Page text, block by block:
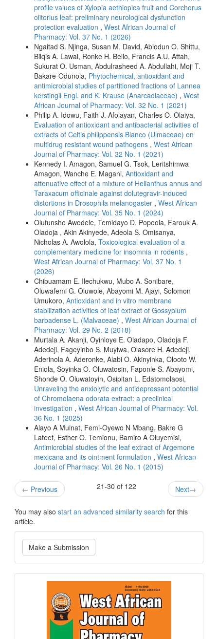
profile values of Xylopia aethiopica fruit and Corchorus
olitorius leaf: preliminary neurological dysfunction
protection evaluation , West African Journal of
Pharmacy: Vol. 37 No. 1 (2026)
Ngaitad S. Njinga, Susan M. David, Abiodun O. Shittu,
Bilqis A. Lawal, Ronke H. Bello, Francis A.U. Attah,
Sukurat O. Usman, Abdulrasheed A. Abdullahi, Moji T.
Bakare-Odunola, Phytochemical, antioxidant and
antimicrobial studies of partitioned fractions of Lannea
kerstingii Engl. and K. Krause (Anarcadiaceae) , West
African Journal of Pharmacy: Vol. 32 No. 1 (2021)
Philip A. Idowu, Faith J. Afolayan, Charles O. Olaiya,
Evaluation of antioxidant and antibacterial activities of
extracts of Celtis philippensis Blanco (Ulmaceae) on
multidrug resistant wound pathogens , West African
Journal of Pharmacy: Vol. 32 No. 1 (2021)
Kennedy I. Amagon, Samuel G. Tsok, Leritshimwa
Amagon, Wanche E. Magani, Antioxidant and
attenuative effect of a mixture of Helianthus annus and
Taraxacum officinale against dolutegravir-induced
distortions in Drosophila melanogaster , West African
Journal of Pharmacy: Vol. 35 No. 1 (2024)
Olufunsho Awodele, Temidayo D. Popoola, Farouk A.
Oladoja , Akin Akinyede, Adeola S. Omisanya,
Nicholas A. Awolola, Toxicological evaluation of a
complementary medicine for insomnia in rodents ,
West African Journal of Pharmacy: Vol. 37 No. 1
(2026)
Chibuamam E. Ilechukwu, Mubo A. Sonibare,
Oluwafemi G. Oluwole, Abayomi M. Ajayi, Solomon
Umukoro, Antioxidant and in vitro membrane
stabilization activities of leaf extract of Gossypium
barbadense L. (Malvaceae) , West African Journal of
Pharmacy: Vol. 29 No. 2 (2018)
Murtala A. Akanji, Oyinloye E. Oladapo, Oladoja F.
Adedeji, Fageyinbo S. Muyiwa, Olasore H. Adedeji,
Aderinola A. Aderonke, Alabi O. Akinyinka, Olooto W.
Eniola, Soyinka O. Oluwatosin, Faponle S. Abayomi,
Shonde O. Oluwatoyin, Osipitan L. Edatomolaosi,
Unraveling the anxiolytic and antidepressant potential
of Chromolaena odorata extract: a preclinical
investigation , West African Journal of Pharmacy: Vol.
36 No. 1 (2025)
Alayo A Muinat, Femi-Oyewo N Mbang, Bakre G
Lateef, Esther O. Temionu, Bamiro A Oluyemisi,
Antimicrobial studies of the leaf extract of Argemone
mexicana and its ointment formulation , West African
Journal of Pharmacy: Vol. 26 No. 1 (2015)
← Previous 21-30 of 122 Next→
You may also start an advanced similarity search for this
article.
Make
a
Submission
Make a Submission
Current
Issue